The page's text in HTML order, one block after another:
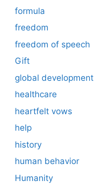
formula
freedom
freedom of speech
Gift
global development
healthcare
heartfelt vows
help
history
human behavior
Humanity